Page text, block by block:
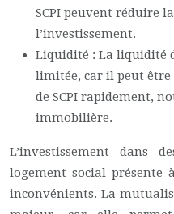
SCPI peuvent réduire
l’investissement.
Liquidité : La liquidité
limitée, car il peut être
de SCPI rapidement,
immobilière.
L’investissement dans
logement social présente
inconvénients. La